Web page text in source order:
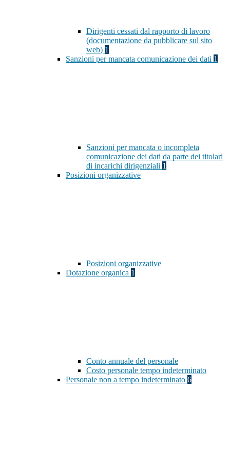
Dirigenti cessati dal rapporto di lavoro
(documentazione da pubblicare sul sito
web) 1
Sanzioni per mancata comunicazione dei dati 1
Sanzioni per mancata o incompleta
comunicazione dei dati da parte dei titolari
di incarichi dirigenziali 1
Posizioni organizzative
Posizioni organizzative
Dotazione organica 1
Conto annuale del personale
Costo personale tempo indeterminato
Personale non a tempo indeterminato 6